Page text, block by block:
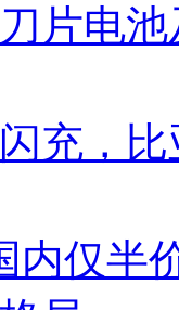
片电
充，
内仅半